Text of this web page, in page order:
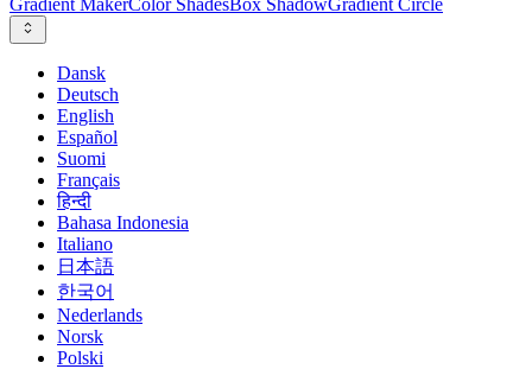
Gradient MakerColor ShadesBox ShadowGradient Circle
Dansk
Deutsch
English
Español
Suomi
Français
हिन्दी
Bahasa Indonesia
Italiano
日本語
한국어
Nederlands
Norsk
Polski